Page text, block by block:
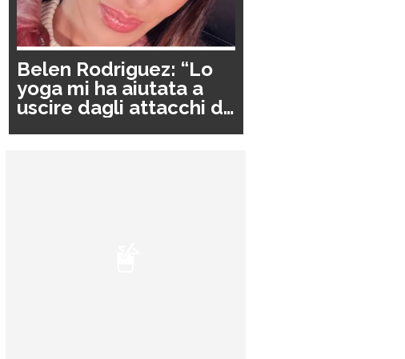
Belen Rodriguez: “Lo
yoga mi ha aiutata a
uscire dagli attacchi di